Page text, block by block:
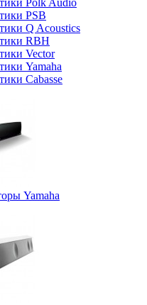
Polk Audio
PSB
Q Acoustics
RBH
Vector
Yamaha
Сabasse
Yamaha